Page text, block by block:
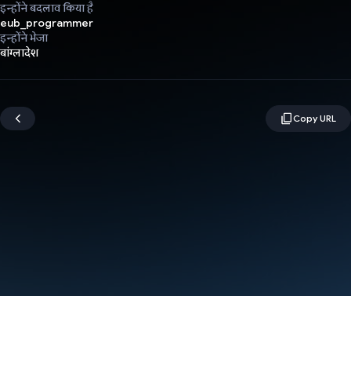
इन्होंने बदलाव किया है
eub_programmer
इन्होंने भेजा
बांग्लादेश